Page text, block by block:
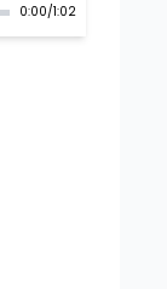
0:00/1:02